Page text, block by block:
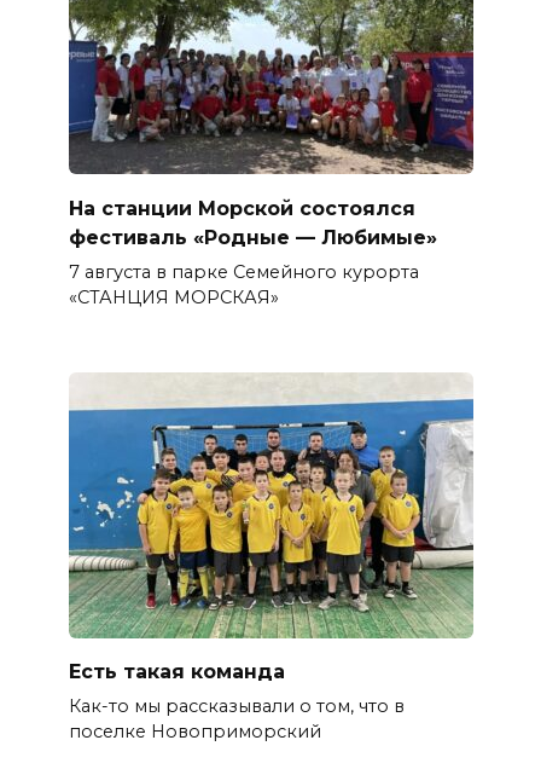
На станции Морской состоялся
фестиваль «Родные — Любимые»
7 августа в парке Семейного курорта
«СТАНЦИЯ МОРСКАЯ»
Есть такая команда
Как-то мы рассказывали о том, что в
поселке Новоприморский